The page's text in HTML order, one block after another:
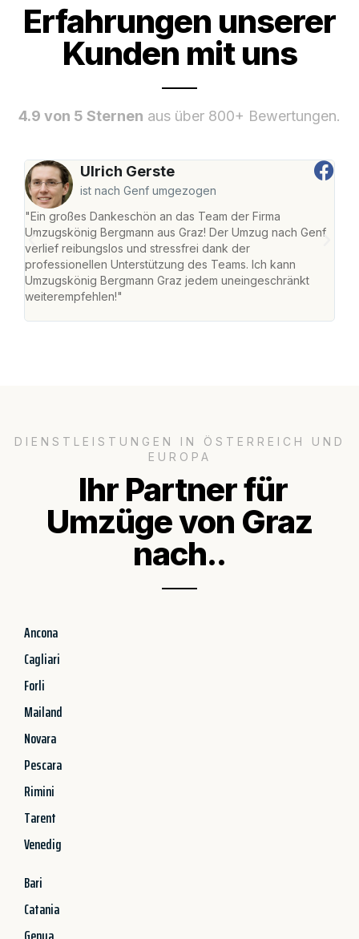
Erfahrungen unserer
Kunden mit uns
4.9 von 5 Sternen aus über 800+ Bewertungen.
Ulrich Gerste
ist nach Genf umgezogen
"Ein großes Dankeschön an das Team der Firma
Umzugskönig Bergmann aus Graz! Der Umzug nach Genf
verlief reibungslos und stressfrei dank der
professionellen Unterstützung des Teams. Ich kann
Umzugskönig Bergmann Graz jedem uneingeschränkt
weiterempfehlen!"
DIENSTLEISTUNGEN IN ÖSTERREICH UND
EUROPA
Ihr Partner für
Umzüge von Graz
nach..
Ancona
Cagliari
Forli
Mailand
Novara
Pescara
Rimini
Tarent
Venedig
Bari
Catania